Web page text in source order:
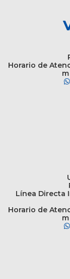
Horario de
Línea Directa
Horario de